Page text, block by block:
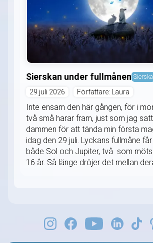
Sierskan under fullmånen Sierska
29 juli 2026 Författare: Laura
Inte ensam den här gången, för i
två små harar fram, just som jag
dammen för att tända min första
idag den 29 juli. Lyckans fullmåne
både Sol och Jupiter, två som
16 år. Så länge dröjer det mellan